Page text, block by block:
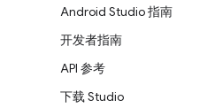
Android Studio 指南
开发者指南
API 参考
下载 Studio